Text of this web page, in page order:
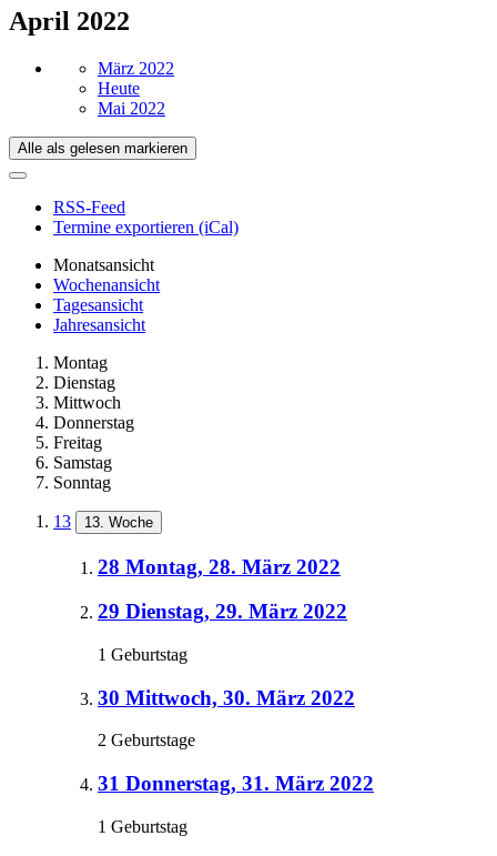
April 2022
März 2022
Heute
Mai 2022
Alle als gelesen markieren
RSS-Feed
Termine exportieren (iCal)
Monatsansicht
Wochenansicht
Tagesansicht
Jahresansicht
Montag
Dienstag
Mittwoch
Donnerstag
Freitag
Samstag
Sonntag
13 13. Woche
28 Montag, 28. März 2022
29 Dienstag, 29. März 2022
1 Geburtstag
30 Mittwoch, 30. März 2022
2 Geburtstage
31 Donnerstag, 31. März 2022
1 Geburtstag